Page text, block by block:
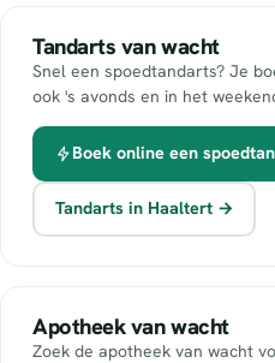
Tandarts van wacht
Snel een spoedtandarts? Je
ook 's avonds en in het
Boek online een
Tandarts in Haaltert →
Apotheek van wacht
Zoek de apotheek van wacht